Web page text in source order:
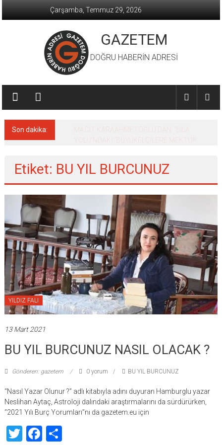
Çarşamba, Temmuz 29, 2026
GAZETEM
DOĞRU HABERİN ADRESİ
Son dakika:
Etiket: BU YIL BURCUNUZ
YILDIZ FALI
13 Mart 2021
BU YIL BURCUNUZ NASIL OLACAK ?
Gönderen: gazetem 0 yorum BU YIL BURCUNUZ
“Nasıl Yazar Olunur ?” adlı kitabıyla adını duyuran Hamburglu yazar
Neslihan Aytaç, Astroloji dalındaki araştırmalarını da sürdürürken,
“2021 Yılı Burç Yorumları”nı da gazetem.eu için
TwitterFacebook
Share